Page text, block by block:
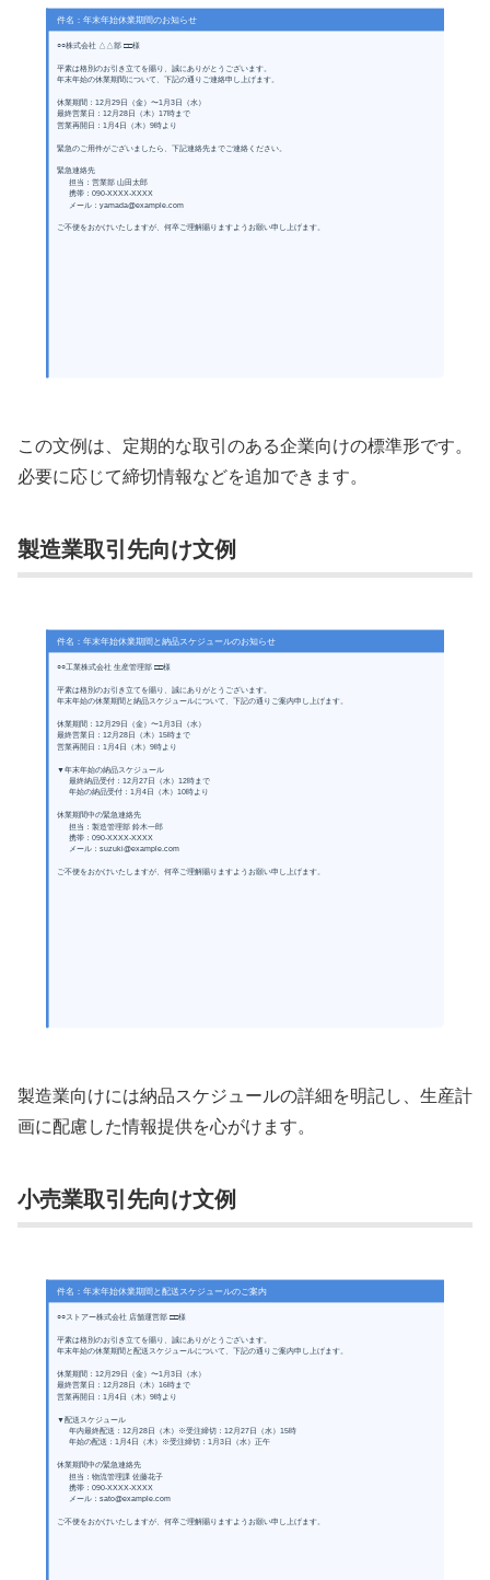
件名：年末年始休業期間のお知らせ
○○株式会社 △△部 □□様
平素は格別のお引き立てを賜り、誠にありがとうございます。
年末年始の休業期間について、下記の通りご連絡申し上げます。
休業期間：12月29日（金）〜1月3日（水）
最終営業日：12月28日（木）17時まで
営業再開日：1月4日（木）9時より
緊急のご用件がございましたら、下記連絡先までご連絡ください。
緊急連絡先
担当：営業部 山田太郎
携帯：090-XXXX-XXXX
メール：yamada@example.com
ご不便をおかけいたしますが、何卒ご理解賜りますようお願い申し上げます。
この文例は、定期的な取引のある企業向けの標準形です。
必要に応じて締切情報などを追加できます。
製造業取引先向け文例
件名：年末年始休業期間と納品スケジュールのお知らせ
○○工業株式会社 生産管理部 □□様
平素は格別のお引き立てを賜り、誠にありがとうございます。
年末年始の休業期間と納品スケジュールについて、下記の通りご案内申し上げます。
休業期間：12月29日（金）〜1月3日（水）
最終営業日：12月28日（木）15時まで
営業再開日：1月4日（木）9時より
▼年末年始の納品スケジュール
最終納品受付：12月27日（水）12時まで
年始の納品受付：1月4日（木）10時より
休業期間中の緊急連絡先
担当：製造管理部 鈴木一郎
携帯：090-XXXX-XXXX
メール：suzuki@example.com
ご不便をおかけいたしますが、何卒ご理解賜りますようお願い申し上げます。
製造業向けには納品スケジュールの詳細を明記し、生産計
画に配慮した情報提供を心がけます。
小売業取引先向け文例
件名：年末年始休業期間と配送スケジュールのご案内
○○ストアー株式会社 店舗運営部 □□様
平素は格別のお引き立てを賜り、誠にありがとうございます。
年末年始の休業期間と配送スケジュールについて、下記の通りご案内申し上げます。
休業期間：12月29日（金）〜1月3日（水）
最終営業日：12月28日（木）16時まで
営業再開日：1月4日（木）9時より
▼配送スケジュール
年内最終配送：12月28日（木）※受注締切：12月27日（水）15時
年始の配送：1月4日（木）※受注締切：1月3日（水）正午
休業期間中の緊急連絡先
担当：物流管理課 佐藤花子
携帯：090-XXXX-XXXX
メール：sato@example.com
ご不便をおかけいたしますが、何卒ご理解賜りますようお願い申し上げます。